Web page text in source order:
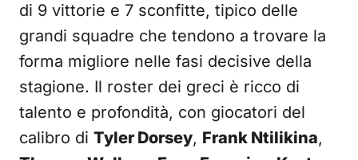
di 9 vittorie e 7 sconfitte, tipico delle
grandi squadre che tendono a trovare la
forma migliore nelle fasi decisive della
stagione. Il roster dei greci è ricco di
talento e profondità, con giocatori del
calibro di Tyler Dorsey, Frank Ntilikina,